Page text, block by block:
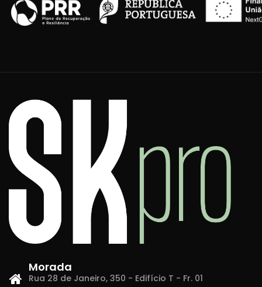
Morada
Rua 28 de Janeiro, 350 - Edifício T - Fr. 01